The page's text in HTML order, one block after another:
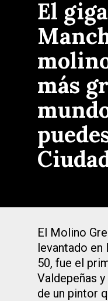
El
más
El Molino
levantado en
50, fue el
Valdepeñas
de un pintor